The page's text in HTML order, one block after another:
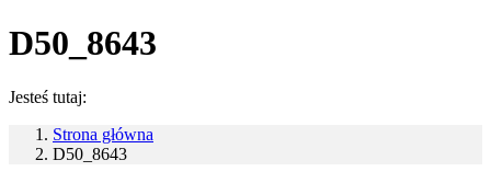
D50_8643
Jesteś tutaj:
Strona główna
D50_8643